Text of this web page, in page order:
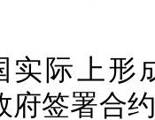
上形成
府签署合